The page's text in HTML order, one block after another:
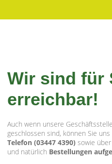
Wir sind für
erreichbar!
Auch wenn unsere
geschlossen sind, können Sie
Telefon (03447 4390) sowie
und natürlich Bestellungen